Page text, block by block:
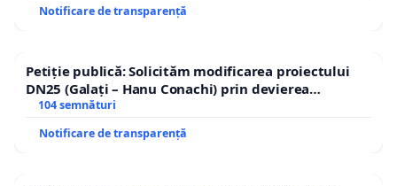
Notificare de transparență
Petiție publică: Solicităm modificarea proiectului
DN25 (Galați – Hanu Conachi) prin devierea
traseului în afara localităților!
104 semnături
Notificare de transparență